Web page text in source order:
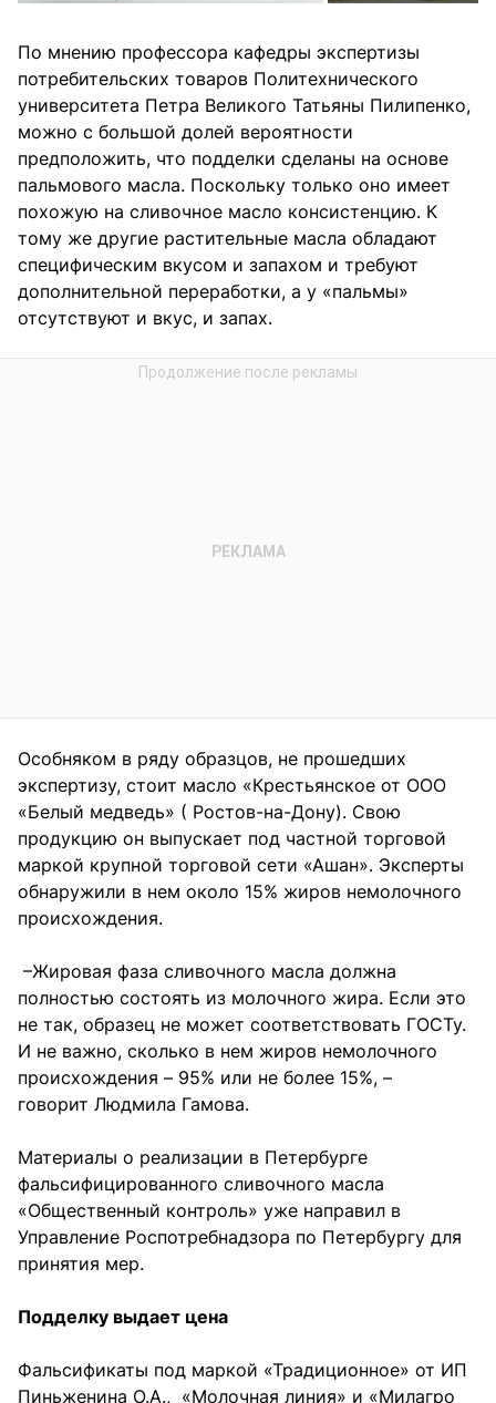
По мнению профессора кафедры экспертизы
потребительских товаров Политехнического
университета Петра Великого Татьяны Пилипенко,
можно с большой долей вероятности
предположить, что подделки сделаны на основе
пальмового масла. Поскольку только оно имеет
похожую на сливочное масло консистенцию. К
тому же другие растительные масла обладают
специфическим вкусом и запахом и требуют
дополнительной переработки, а у «пальмы»
отсутствуют и вкус, и запах.
Особняком в ряду образцов, не прошедших
экспертизу, стоит масло «Крестьянское от ООО
«Белый медведь» ( Ростов-на-Дону). Свою
продукцию он выпускает под частной торговой
маркой крупной торговой сети «Ашан». Эксперты
обнаружили в нем около 15% жиров немолочного
происхождения.
–Жировая фаза сливочного масла должна
полностью состоять из молочного жира. Если это
не так, образец не может соответствовать ГОСТу.
И не важно, сколько в нем жиров немолочного
происхождения – 95% или не более 15%, –
говорит Людмила Гамова.
Материалы о реализации в Петербурге
фальсифицированного сливочного масла
«Общественный контроль» уже направил в
Управление Роспотребнадзора по Петербургу для
принятия мер.
Подделку выдает цена
Фальсификаты под маркой «Традиционное» от ИП
Пиньженина О.А., «Молочная линия» и «Милагро